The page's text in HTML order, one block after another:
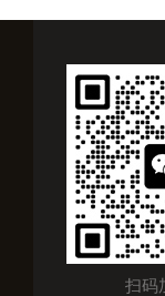
扫码